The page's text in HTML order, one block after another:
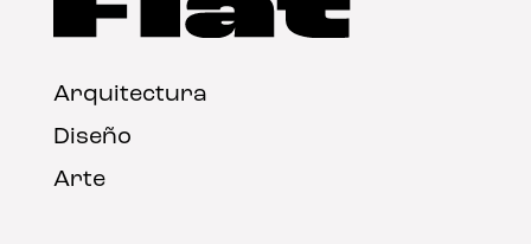
Arquitectura
Diseño
Arte